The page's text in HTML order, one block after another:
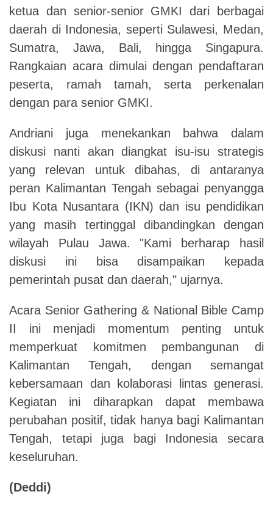
ketua dan senior-senior GMKI dari berbagai
daerah di Indonesia, seperti Sulawesi, Medan,
Sumatra, Jawa, Bali, hingga Singapura.
Rangkaian acara dimulai dengan pendaftaran
peserta, ramah tamah, serta perkenalan
dengan para senior GMKI.
Andriani juga menekankan bahwa dalam
diskusi nanti akan diangkat isu-isu strategis
yang relevan untuk dibahas, di antaranya
peran Kalimantan Tengah sebagai penyangga
Ibu Kota Nusantara (IKN) dan isu pendidikan
yang masih tertinggal dibandingkan dengan
wilayah Pulau Jawa. "Kami berharap hasil
diskusi ini bisa disampaikan kepada
pemerintah pusat dan daerah," ujarnya.
Acara Senior Gathering & National Bible Camp
II ini menjadi momentum penting untuk
memperkuat komitmen pembangunan di
Kalimantan Tengah, dengan semangat
kebersamaan dan kolaborasi lintas generasi.
Kegiatan ini diharapkan dapat membawa
perubahan positif, tidak hanya bagi Kalimantan
Tengah, tetapi juga bagi Indonesia secara
keseluruhan.
(Deddi)